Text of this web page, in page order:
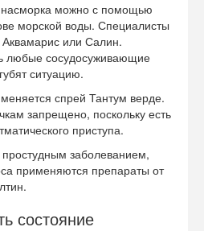
можно с помощью
морской воды. Специалисты
или Салин.
любые сосудосуживающие
ситуацию.
спрей Тантум верде.
запрещено, поскольку есть
приступа.
заболеванием,
применяются препараты от
состояние